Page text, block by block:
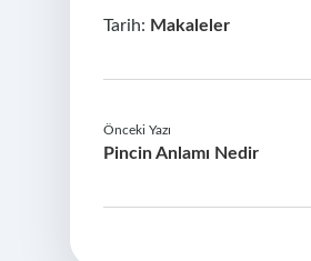
Tarih: Makaleler
Önceki Yazı
Pincin Anlamı Nedir